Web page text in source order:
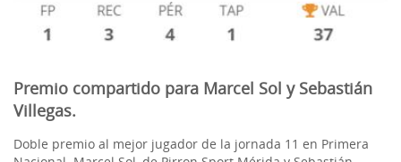
Premio compartido para Marcel Sol y Sebastián
Villegas.
Doble premio al mejor jugador de la jornada 11 en Primera